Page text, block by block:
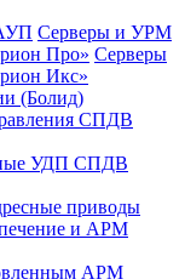
Серверы и УРМ
Про» Серверы
Икс»
(Болид)
СПДВ
УДП СПДВ
приводы
и АРМ
АРМ